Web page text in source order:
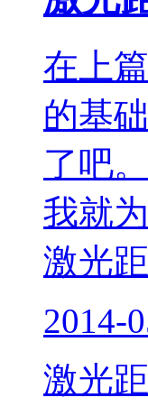
在上
的基
了吧
我就
激光
2014-
激光